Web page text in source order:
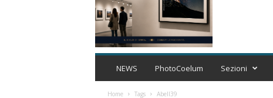
C
NEWS PhotoCoelum Sezioni
Home Tags Abell39